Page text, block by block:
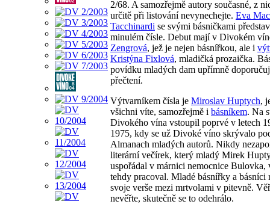
2/68. A samozřejmě autory současné, z
určitě při listování nevynechejte. Eva
Tacchinardi se svými básničkami
minulém čísle. Debut mají v Divokém
Zengrová, jež je nejen básnířkou, ale i
Kristýna Fixlová, mladičká prozaička.
povídku mladých dam upřímně
přečtení.
Výtvarníkem čísla je Miroslav Huptych,
všichni víte, samozřejmě i básníkem. Na
Divokého vína vstoupil poprvé v letech
1975, kdy se už Divoké víno skrývalo
Almanach mladých autorů. Nikdy
literární večírek, který mladý Mirek
uspořádal v márnici nemocnice Bulovka,
tehdy pracoval. Mladé básnířky a básníci
svoje verše mezi mrtvolami v pitevně.
nevěřte, skutečně se to odehrálo.